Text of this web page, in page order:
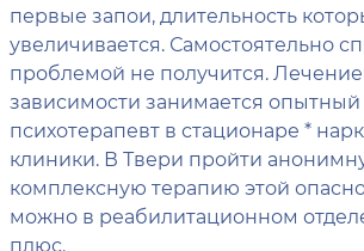
первые запои, длительность
увеличивается. Самостоятельно
проблемой не получится.
зависимости занимается опытный
психотерапевт в стационаре *
клиники. В Твери пройти
комплексную терапию этой
можно в реабилитационном
плюс.